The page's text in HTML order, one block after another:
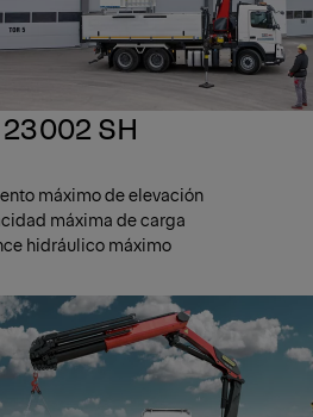
23002 SH
máximo de elevación
máxima de carga
hidráulico máximo